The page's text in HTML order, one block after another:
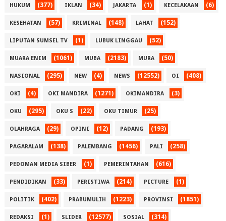
HUKUM (377) IKLAN (34) JAKARTA (1) KECELAKAAN (6)
KESEHATAN (57) KRIMINAL (148) LAHAT (152)
LIPUTAN SUMSEL TV (1) LUBUK LINGGAU (52)
MUARA ENIM (1061) MUBA (2183) MURA (50)
NASIONAL (295) NEW (4) NEWS (12552) OI (408)
OKI (4) OKI MANDIRA (1271) OKIMANDIRA (3)
OKU (295) OKU S (22) OKU TIMUR (25)
OLAHRAGA (29) OPINI (12) PADANG (193)
PAGARALAM (138) PALEMBANG (1456) PALI (258)
PEDOMAN MEDIA SIBER (1) PEMERINTAHAN (616)
PENDIDIKAN (33) PERISTIWA (214) PICTURE (1)
POLITIK (402) PRABUMULIH (1223) PROVINSI (1851)
REDAKSI (1) SLIDER (12577) SOSIAL (314)